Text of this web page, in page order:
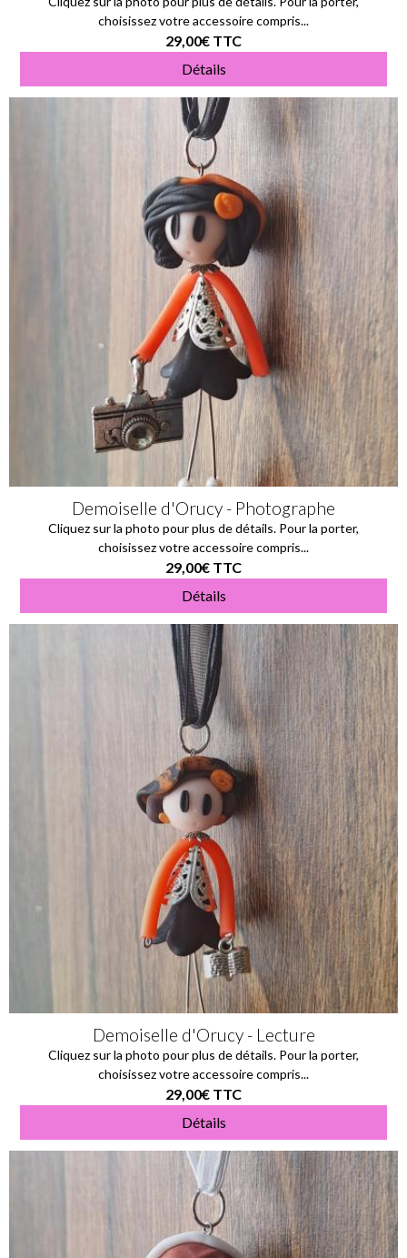
choisissez votre accessoire compris...
29,00€ TTC
Détails
Demoiselle d'Orucy - Photographe
Cliquez sur la photo pour plus de détails. Pour la porter,
choisissez votre accessoire compris...
29,00€ TTC
Détails
Demoiselle d'Orucy - Lecture
Cliquez sur la photo pour plus de détails. Pour la porter,
choisissez votre accessoire compris...
29,00€ TTC
Détails